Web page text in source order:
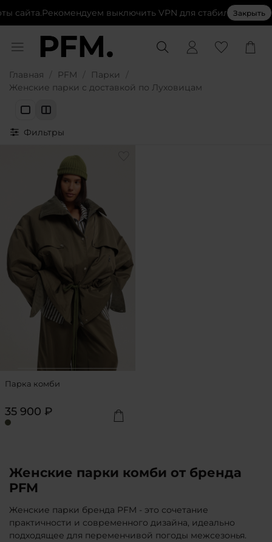
сайта.Рекомендуем выключить VPN для стабильнойЗакрыть
Главная PFM
Парки
Женские парки с доставкой по Луховицам
Фильтры
Парка комби
35 900 ₽
Женские парки комби от бренда
PFM
Женские парки бренда PFM - это сочетание
практичности и современного дизайна, идеально
подходящее для переменчивой погоды межсезонья.